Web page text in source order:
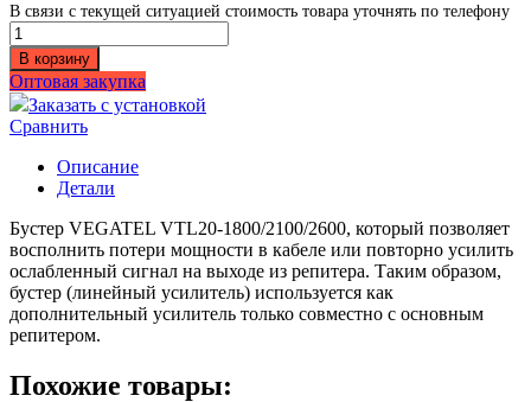
В связи с текущей ситуацией стоимость товара уточнять по телефону
Количество
Бустер
VEGATEL
VTL20-
1800/2100/2600
В корзину
Оптовая закупка
Заказать с установкой
Сравнить
Описание
Детали
Бустер VEGATEL VTL20-1800/2100/2600, который позволяет
восполнить потери мощности в кабеле или повторно усилить
ослабленный сигнал на выходе из репитера. Таким образом,
бустер (линейный усилитель) используется как
дополнительный усилитель только совместно с основным
репитером.
Похожие товары: